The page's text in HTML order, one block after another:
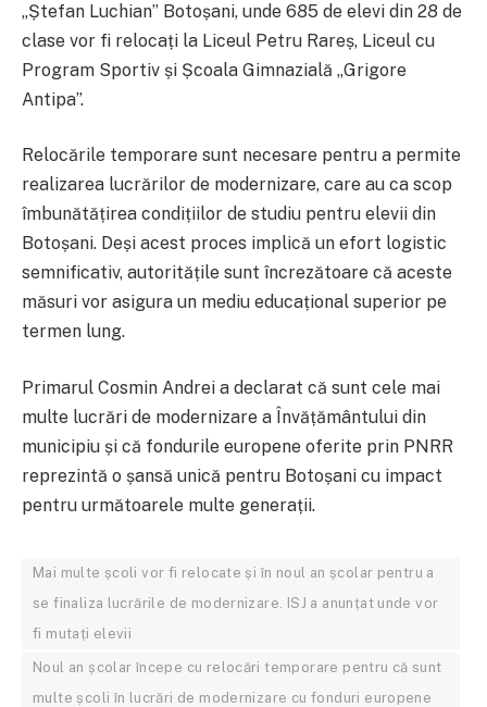
„Ștefan Luchian” Botoșani, unde 685 de elevi din 28 de
clase vor fi relocați la Liceul Petru Rareș, Liceul cu
Program Sportiv și Școala Gimnazială „Grigore
Antipa”.
Relocările temporare sunt necesare pentru a permite
realizarea lucrărilor de modernizare, care au ca scop
îmbunătățirea condițiilor de studiu pentru elevii din
Botoșani. Deși acest proces implică un efort logistic
semnificativ, autoritățile sunt încrezătoare că aceste
măsuri vor asigura un mediu educațional superior pe
termen lung.
Primarul Cosmin Andrei a declarat că sunt cele mai
multe lucrări de modernizare a Învățământului din
municipiu și că fondurile europene oferite prin PNRR
reprezintă o șansă unică pentru Botoșani cu impact
pentru următoarele multe generații.
Mai multe școli vor fi relocate și în noul an școlar pentru a
se finaliza lucrările de modernizare. ISJ a anunțat unde vor
fi mutați elevii
Noul an școlar începe cu relocări temporare pentru că sunt
multe școli în lucrări de modernizare cu fonduri europene